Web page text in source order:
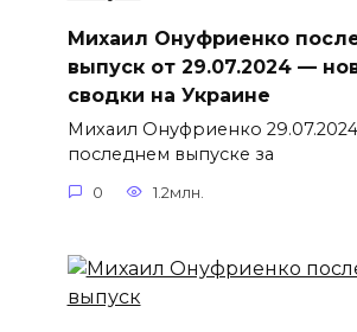
Михаил Онуфриенко
выпуск от 29.07.2024 —
сводки на Украине
Михаил Онуфриенко
последнем выпуске за
0 1.2млн.